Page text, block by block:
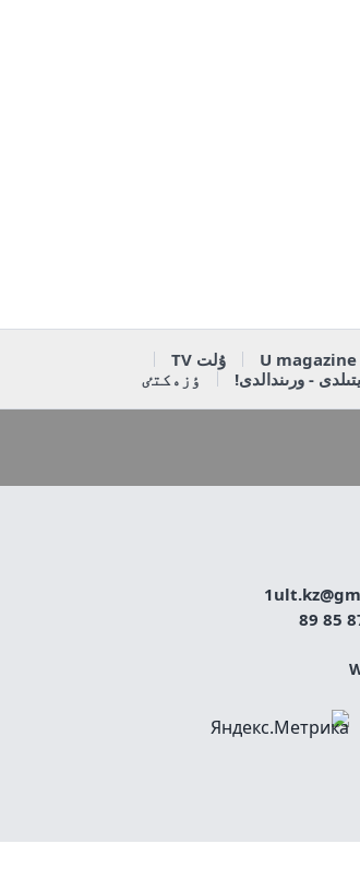
U magazine
ۇلت TV
- ورىندالدى! ٶزەكتٸ